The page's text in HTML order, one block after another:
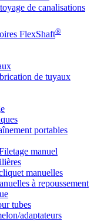
de canalisations
FlexShaft®
de tuyaux
portables
manuel
manuelles
à repoussement
tubes
adaptateurs